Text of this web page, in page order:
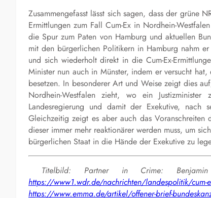
Zusammengefasst lässt sich sagen, dass der grüne
Ermittlungen zum Fall Cum-Ex in Nordhein-
die Spur zum Paten von Hamburg und aktuellen
mit den bürgerlichen Politikern in Hamburg nahm
und sich wiederholt direkt in die Cum-Ex-
Minister nun auch in Münster, indem er versucht
besetzen. In besonderer Art und Weise zeigt dies
Nordhein-Westfalen zieht, wo ein
Landesregierung und damit der Exekutive, nach
Gleichzeitig zeigt es aber auch das
dieser immer mehr reaktionärer werden muss, um
bürgerlichen Staat in die Hände der Exekutive zu
Titelbild: Partner in Crime:
https://www1.wdr.de/nachrichten/landespolitik/cum-
https://www.emma.de/artikel/offener-brief-